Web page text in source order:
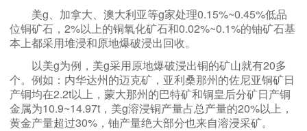
美g、加拿大、澳大利亚等g家处理0.15%~0.45%低品
位铜矿石，2%以上的铜氧化矿石和0.02%~0.1%的铀矿石基
本上都采用堆浸和原地爆破浸出回收。
以美g为例，美g采用原地爆破浸出铜的矿山就有20多
个。例如：内华达州的迈克矿，亚利桑那州的佐尼亚铜矿日
产铜均在2.2t以上，蒙大那州的巴特矿和铜皇后分矿日产铜
金属为10.9~14.97t，美g溶浸铜产量占总产量的20%以上，
黄金产量超过30%，铀产量绝大部分也来自溶浸采矿。